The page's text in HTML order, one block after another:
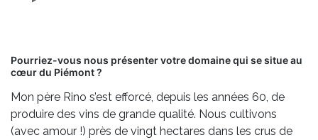
Pourriez-vous nous présenter votre domaine qui se situe au
cœur du Piémont ?
Mon père Rino s’est efforcé, depuis les années 60, de
produire des vins de grande qualité. Nous cultivons
(avec amour !) près de vingt hectares dans les crus de